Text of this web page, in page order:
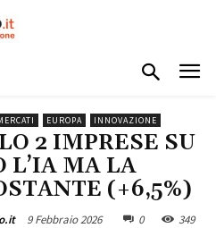
EUROPA INNOVAZIONE
2 IMPRESE SU
L’IA MA LA
(+6,5%)
9 Febbraio 2026 0 349